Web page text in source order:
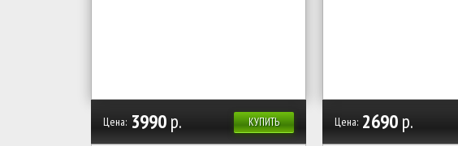
КУПИТЬ
Цена: 3990р. Цена: 2690р.